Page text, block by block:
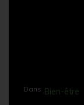
Dans Bien-être